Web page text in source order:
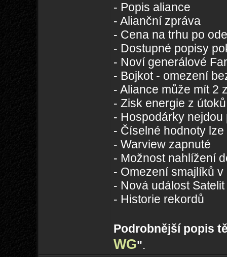
- Popis aliance
- Alianční zpráva
- Cena na trhu po
- Dostupné popisy
- Noví generálové
- Bojkot - omezení
- Aliance může mít 2
- Zisk energie z útoků
- Hospodárky
- Číselné hodnoty
- Warview zapnuté
- Možnost nahlížení
- Omezení smajlíků
- Nová událost
- Historie rekordů
Podrobnější popis
WG".